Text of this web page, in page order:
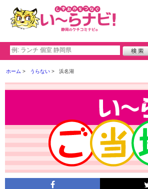
ホーム うらない 浜名湖